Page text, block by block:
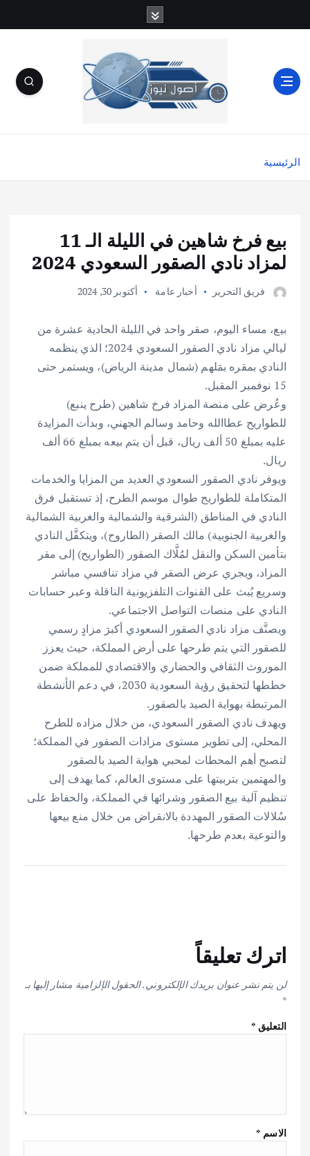
ل
الرئيسية
بيع فرخ شاهين في الليلة الـ 11
لمزاد نادي الصقور السعودي 2024
فريق التحرير أخبار عامة أكتوبر 30, 2024
بيع، مساء اليوم، صقر واحد في الليلة الحادية عشرة من
ليالي مزاد نادي الصقور السعودي 2024؛ الذي ينظمه
النادي بمقره بمَلهم (شمال مدينة الرياض)، ويستمر حتى
15 نوفمبر المقبل.
وعُرض على منصة المزاد فرخ شاهين (طرح ينبع)
للطواريح عطاالله وحامد وسالم الجهني، وبدأت المزايدة
عليه بمبلغ 50 ألف ريال، قبل أن يتم بيعه بمبلغ 66 ألف
ريال.
ويوفر نادي الصقور السعودي العديد من المزايا والخدمات
المتكاملة للطواريح طوال موسم الطرح، إذ تستقبل فرق
النادي في المناطق (الشرقية والشمالية والغربية الشمالية
والغربية الجنوبية) مالك الصقر (الطاروح)، ويتكفَّل النادي
بتأمين السكن والنقل لمُلَّاك الصقور (الطواريح) إلى مقر
المزاد، ويجري عرض الصقر في مزاد تنافسي مباشر
وسريع يُبث على القنوات التلفزيونية الناقلة وعبر حسابات
النادي على منصات التواصل الاجتماعي.
ويصنَّف مزاد نادي الصقور السعودي أكبرَ مزادٍ رسمي
للصقور التي يتم طرحها على أرض المملكة، حيث يعزز
الموروث الثقافي والحضاري والاقتصادي للمملكة ضمن
خططها لتحقيق رؤية السعودية 2030، في دعم الأنشطة
المرتبطة بهواية الصيد بالصقور.
ويهدف نادي الصقور السعودي، من خلال مزاده للطرح
المحلي، إلى تطوير مستوى مزادات الصقور في المملكة؛
لتصبح أهم المحطات لمحبي هواية الصيد بالصقور
والمهتمين بتربيتها على مستوى العالم، كما يهدف إلى
تنظيم آلية بيع الصقور وشرائها في المملكة، والحفاظ على
سُلالات الصقور المهددة بالانقراض من خلال منع بيعها
والتوعية بعدم طرحها.
اترك تعليقاً
لن يتم نشر عنوان بريدك الإلكتروني.الحقول الإلزامية مشار إليها بـ
*
التعليق*
الاسم *